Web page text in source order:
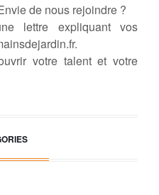
de nous rejoindre ?
lettre expliquant vos
votre talent et votre